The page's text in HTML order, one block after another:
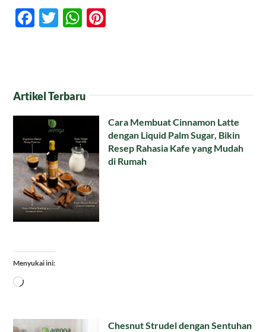
Facebook
TwitterWhatsApp
Artikel Terbaru
Cara Membuat Cinnamon Latte
dengan Liquid Palm Sugar, Bikin
Resep Rahasia Kafe yang Mudah
di Rumah
Menyukai ini:
Memuat...
Chesnut Strudel dengan Sentuhan